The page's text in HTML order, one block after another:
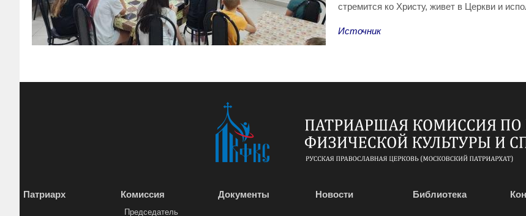
стремится ко Христу, живет в Церкви и
Источник
Патриарх Комиссия
Председатель
Документы Новости Библиотека